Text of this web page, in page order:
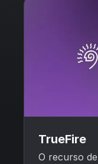
TrueFire
O recurso